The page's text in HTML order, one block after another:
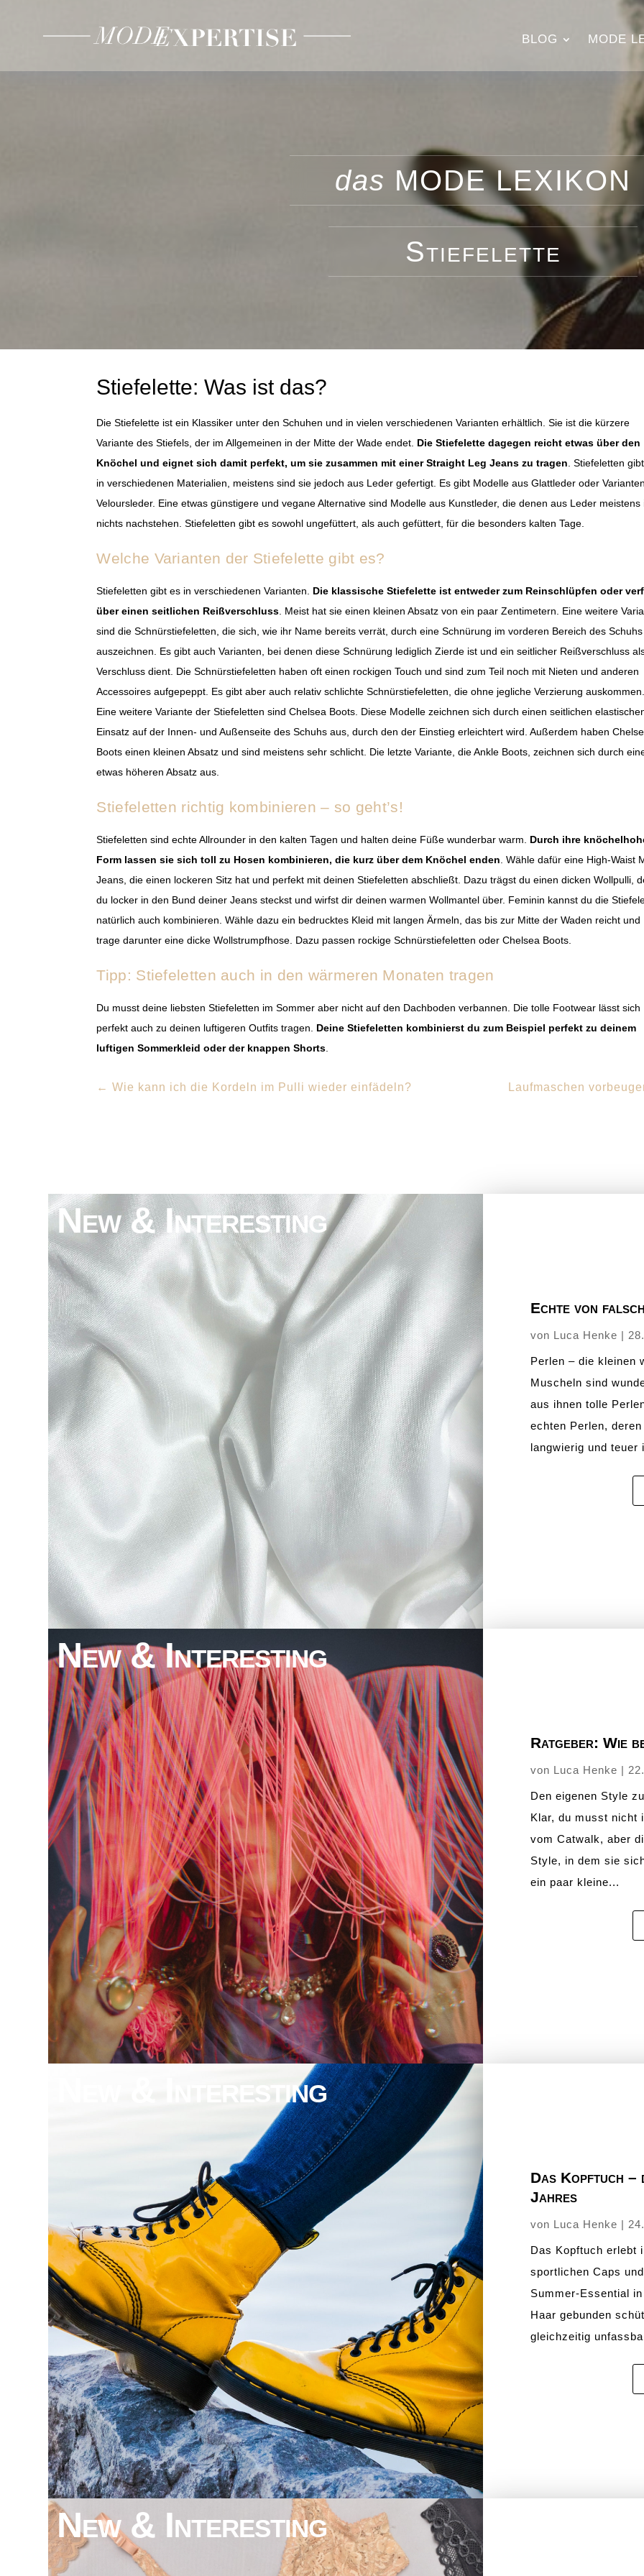
BLOG MODE
das MODE LEXIKON
Stiefelette
Stiefelette: Was ist das?
Die Stiefelette ist ein Klassiker unter den Schuhen und in vielen verschiedenen Varianten erhältlich. Sie ist die kürzere
Variante des Stiefels, der im Allgemeinen in der Mitte der Wade endet. Die Stiefelette dagegen reicht etwas über den
Knöchel und eignet sich damit perfekt, um sie zusammen mit einer Straight Leg Jeans zu tragen . Stiefeletten
in verschiedenen Materialien, meistens sind sie jedoch aus Leder gefertigt. Es gibt Modelle aus Glattleder oder
Veloursleder. Eine etwas günstigere und vegane Alternative sind Modelle aus Kunstleder, die denen aus Leder meistens
nichts nachstehen. Stiefeletten gibt es sowohl ungefüttert, als auch gefüttert, für die besonders kalten Tage.
Welche Varianten der Stiefelette gibt es?
Stiefeletten gibt es in verschiedenen Varianten. Die klassische Stiefelette ist entweder zum Reinschlüpfen oder
über einen seitlichen Reißverschluss . Meist hat sie einen kleinen Absatz von ein paar Zentimetern. Eine weitere
sind die Schnürstiefeletten, die sich, wie ihr Name bereits verrät, durch eine Schnürung im vorderen Bereich des Schuhs
auszeichnen. Es gibt auch Varianten, bei denen diese Schnürung lediglich Zierde ist und ein seitlicher Reißverschluss
Verschluss dient. Die Schnürstiefeletten haben oft einen rockigen Touch und sind zum Teil noch mit Nieten und anderen
Accessoires aufgepeppt. Es gibt aber auch relativ schlichte Schnürstiefeletten, die ohne jegliche Verzierung
Eine weitere Variante der Stiefeletten sind Chelsea Boots. Diese Modelle zeichnen sich durch einen seitlichen
Einsatz auf der Innen- und Außenseite des Schuhs aus, durch den der Einstieg erleichtert wird. Außerdem haben
Boots einen kleinen Absatz und sind meistens sehr schlicht. Die letzte Variante, die Ankle Boots, zeichnen sich durch
etwas höheren Absatz aus.
Stiefeletten richtig kombinieren – so geht’s!
Stiefeletten sind echte Allrounder in den kalten Tagen und halten deine Füße wunderbar warm. Durch ihre
Form lassen sie sich toll zu Hosen kombinieren, die kurz über dem Knöchel enden . Wähle dafür eine High-Waist
Jeans, die einen lockeren Sitz hat und perfekt mit deinen Stiefeletten abschließt. Dazu trägst du einen dicken Wollpulli,
du locker in den Bund deiner Jeans steckst und wirfst dir deinen warmen Wollmantel über. Feminin kannst du die
natürlich auch kombinieren. Wähle dazu ein bedrucktes Kleid mit langen Ärmeln, das bis zur Mitte der Waden reicht und
trage darunter eine dicke Wollstrumpfhose. Dazu passen rockige Schnürstiefeletten oder Chelsea Boots.
Tipp: Stiefeletten auch in den wärmeren Monaten tragen
Du musst deine liebsten Stiefeletten im Sommer aber nicht auf den Dachboden verbannen. Die tolle Footwear lässt sich
perfekt auch zu deinen luftigeren Outfits tragen. Deine Stiefeletten kombinierst du zum Beispiel perfekt zu deinem
luftigen Sommerkleid oder der knappen Shorts
←Wie kann ich die Kordeln im Pulli wieder einfädeln? Laufmaschen
New & Interesting
Echte von
von Luca Henke |
Perlen – die kleinen
Muscheln sind
aus ihnen tolle
echten Perlen,
langwierig und
New & Interesting
Ratgeber: Wie
von Luca Henke |
Den eigenen Style
Klar, du musst nicht
vom Catwalk, aber
Style, in dem sie
ein paar kleine...
New & Interesting
Das Kopftuch –
Jahres
von Luca Henke |
Das Kopftuch erlebt
sportlichen Caps
Summer-Essential
Haar gebunden
gleichzeitig
New & Interesting